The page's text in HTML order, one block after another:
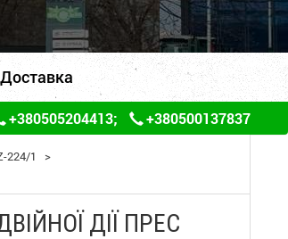
Доставка
+380505204413; +380500137837
224/1
>
ДІЇ ПРЕС